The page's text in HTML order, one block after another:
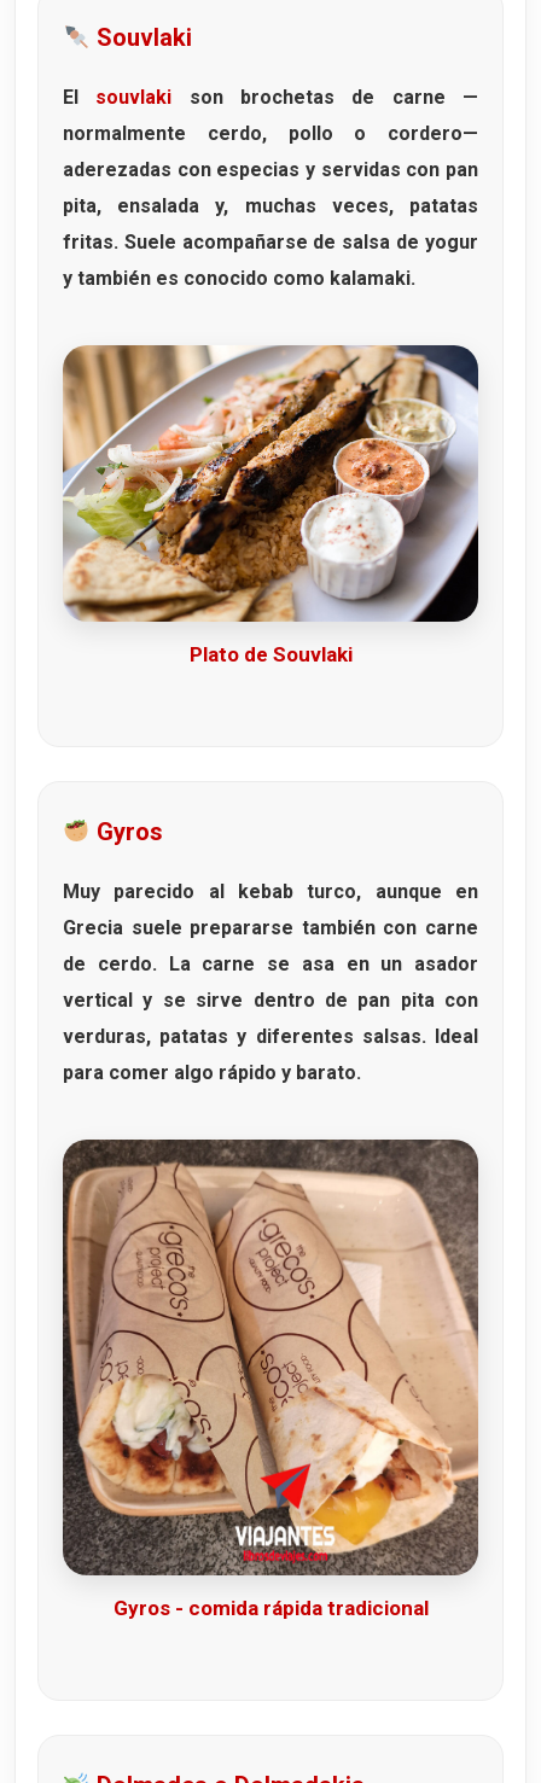
Souvlaki
El souvlaki son brochetas de carne —
normalmente cerdo, pollo o cordero—
aderezadas con especias y servidas con pan
pita, ensalada y, muchas veces, patatas
fritas. Suele acompañarse de salsa de yogur
y también es conocido como kalamaki.
Plato de Souvlaki
Gyros
Muy parecido al kebab turco, aunque en
Grecia suele prepararse también con carne
de cerdo. La carne se asa en un asador
vertical y se sirve dentro de pan pita con
verduras, patatas y diferentes salsas. Ideal
para comer algo rápido y barato.
Gyros - comida rápida tradicional